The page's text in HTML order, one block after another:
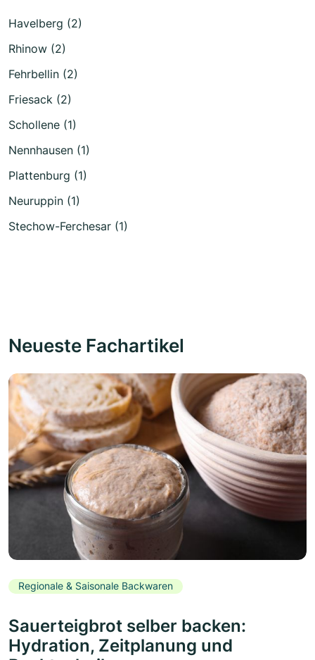
Havelberg (2)
Rhinow (2)
Fehrbellin (2)
Friesack (2)
Schollene (1)
Nennhausen (1)
Plattenburg (1)
Neuruppin (1)
Stechow-Ferchesar (1)
Neueste Fachartikel
Regionale & Saisonale Backwaren
Sauerteigbrot selber backen:
Hydration, Zeitplanung und